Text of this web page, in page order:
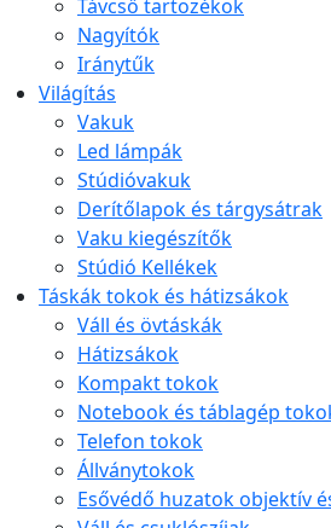
Távcső tartozékok
Nagyítók
Iránytűk
Világítás
Vakuk
Led lámpák
Stúdióvakuk
Derítőlapok és tárgysátrak
Vaku kiegészítők
Stúdió Kellékek
Táskák tokok és hátizsákok
Váll és övtáskák
Hátizsákok
Kompakt tokok
Notebook és táblagép
Telefon tokok
Állványtokok
Esővédő huzatok objektív